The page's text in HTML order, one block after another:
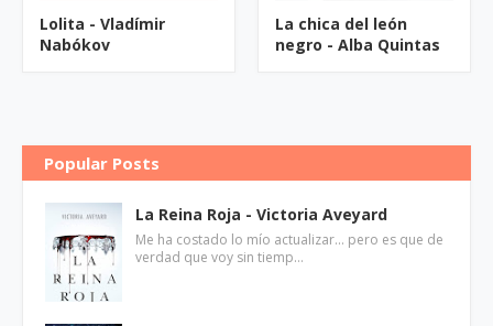
Lolita - Vladímir
Nabókov
La chica del león
negro - Alba Quintas
Popular Posts
La Reina Roja - Victoria Aveyard
Me ha costado lo mío actualizar... pero es que de
verdad que voy sin tiemp…